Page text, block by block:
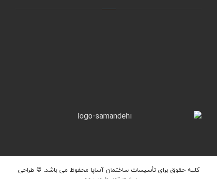
کلیه حقوق برای تأسیسات ساختمان آساپا محفوظ می باشد. © طراحی